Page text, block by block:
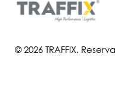
© 2026 TRAFFIX.